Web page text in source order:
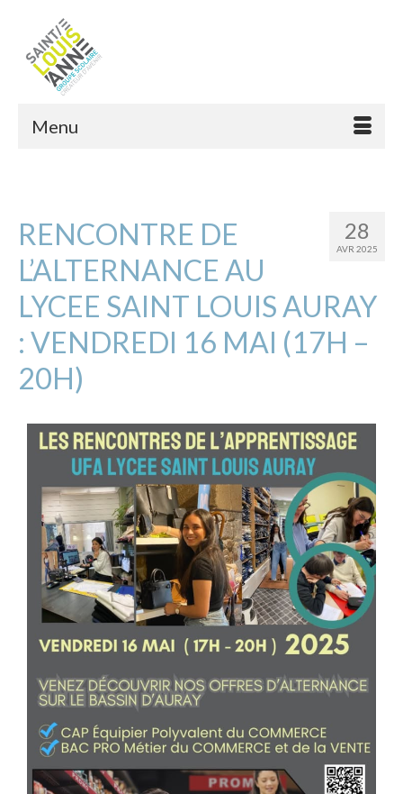
Menu
28
AVR 2025
RENCONTRE DE
L’ALTERNANCE AU
LYCEE SAINT LOUIS AURAY
: VENDREDI 16 MAI (17H –
20H)